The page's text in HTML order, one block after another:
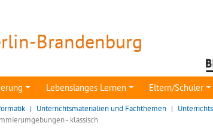
Brandenburg
Lebenslanges Lernen Eltern/Schüler
Unterrichtsmaterialien und Fachthemen
- klassisch